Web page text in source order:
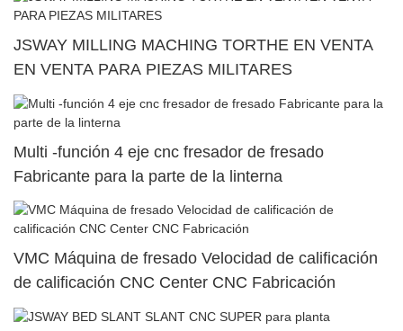
JSWAY MILLING MACHING TORTHE EN VENTA
EN VENTA PARA PIEZAS MILITARES
Multi -función 4 eje cnc fresador de fresado
Fabricante para la parte de la linterna
VMC Máquina de fresado Velocidad de calificación
de calificación CNC Center CNC Fabricación